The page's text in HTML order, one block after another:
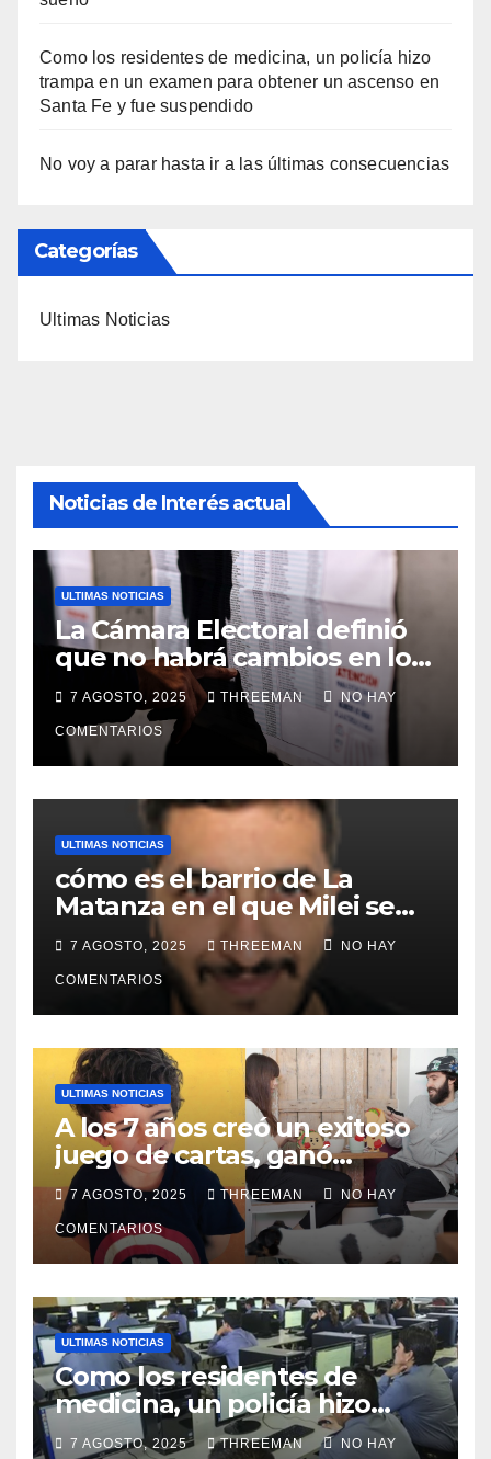
Como los residentes de medicina, un policía hizo
trampa en un examen para obtener un ascenso en
Santa Fe y fue suspendido
No voy a parar hasta ir a las últimas consecuencias
Categorías
Ultimas Noticias
Noticias de Interés actual
ULTIMAS NOTICIAS
La Cámara Electoral definió
que no habrá cambios en los
lugares de votación en La
Matanza
7 AGOSTO, 2025 THREEMAN NO HAY
COMENTARIOS
ULTIMAS NOTICIAS
cómo es el barrio de La
Matanza en el que Milei se
sacó la foto de lanzamiento
de campaña en provincia de
Buenos Aires
7 AGOSTO, 2025 THREEMAN NO HAY
COMENTARIOS
ULTIMAS NOTICIAS
A los 7 años creó un exitoso
juego de cartas, ganó
millones y ahora vendió la
idea para cumplir su sueño
7 AGOSTO, 2025 THREEMAN NO HAY
COMENTARIOS
ULTIMAS NOTICIAS
Como los residentes de
medicina, un policía hizo
trampa en un examen para
7 AGOSTO, 2025 THREEMAN NO HAY